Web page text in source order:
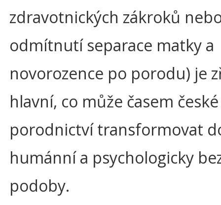
zdravotnických zákroků
odmítnutí separace matky a
novorozence po porodu) je
hlavní, co může časem české
porodnictví transformovat
humánní a psychologicky
podoby.